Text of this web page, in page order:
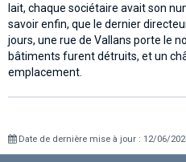
lait, chaque sociétaire avait son
savoir enfin, que le dernier
jours, une rue de Vallans porte le
bâtiments furent détruits, et un
emplacement.
Date de dernière mise à jour : 12/06/